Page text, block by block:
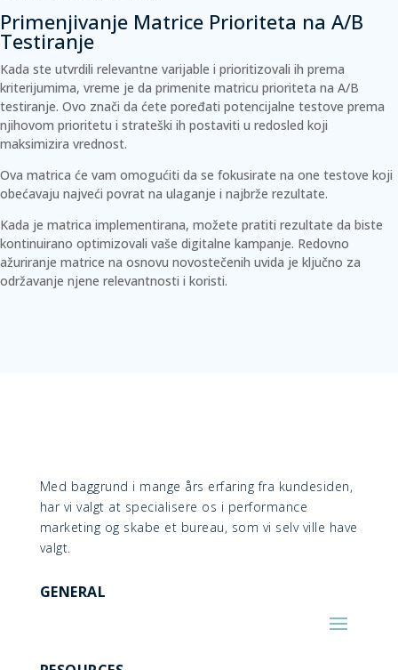
Primenjivanje Matrice Prioriteta na A/B
Testiranje
Kada ste utvrdili relevantne varijable i prioritizovali ih prema
kriterijumima, vreme je da primenite matricu prioriteta na A/B
testiranje. Ovo znači da ćete poređati potencijalne testove prema
njihovom prioritetu i strateški ih postaviti u redosled koji
maksimizira vrednost.
Ova matrica će vam omogućiti da se fokusirate na one testove koji
obećavaju najveći povrat na ulaganje i najbrže rezultate.
Kada je matrica implementirana, možete pratiti rezultate da biste
kontinuirano optimizovali vaše digitalne kampanje. Redovno
ažuriranje matrice na osnovu novostečenih uvida je ključno za
održavanje njene relevantnosti i koristi.
Med baggrund i mange års erfaring fra kundesiden,
har vi valgt at specialisere os i performance
marketing og skabe et bureau, som vi selv ville have
valgt.
GENERAL